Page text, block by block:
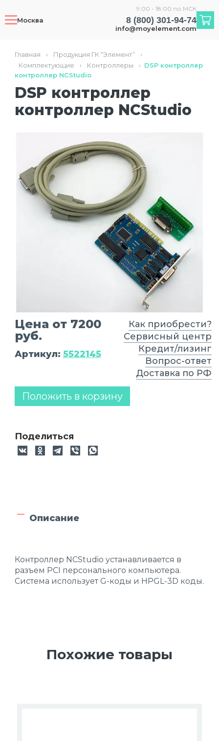
Москва
9:00 - 18:00 по МСК
8 (800) 301-94-74
info@moyelement.com
Главная › Продукция ГК “Элемент”
›
Комплектующие
› Контроллеры › DSP контроллер
контроллер NCStudio
DSP контроллер
контроллер NCStudio
Цена от 7200
руб.
Артикул: 5522145
Положить в корзину
Поделиться
Как приобрести?
Сервисный центр
Кредит/лизинг
Вопрос-ответ
Доставка по РФ
Описание
Контроллер NCStudio устанавливается в
разъем PCI персонального компьютера.
Система использует G-коды и HPGL-3D коды.
Похожие товары